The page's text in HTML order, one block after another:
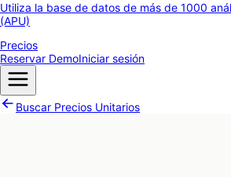
Utiliza la base de datos de más de 1000
(APU)
Precios
Reservar DemoIniciar sesión
Buscar Precios Unitarios